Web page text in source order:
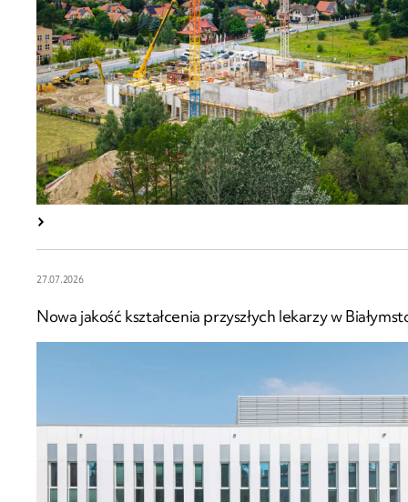
27.07.2026
Nowa jakość kształcenia przyszłych lekarzy w